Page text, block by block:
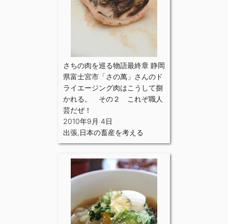
さちの肉を巡る物語最終章 静岡
県富士宮市「さの萬」さんのド
ライエージング肉はこうして捌
かれる。 その２ これぞ職人
芸だぜ！
2010年9月 4日
出張,日本の畜産を考える